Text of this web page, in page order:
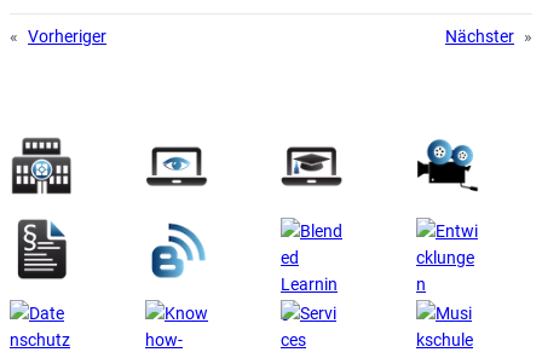
« Vorheriger Nächster »